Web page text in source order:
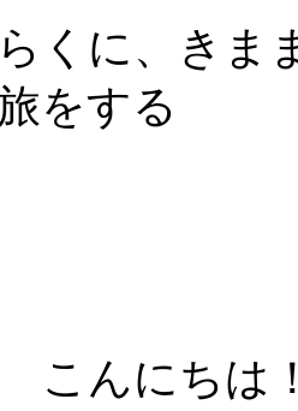
くに、きま
をする
こんにちは